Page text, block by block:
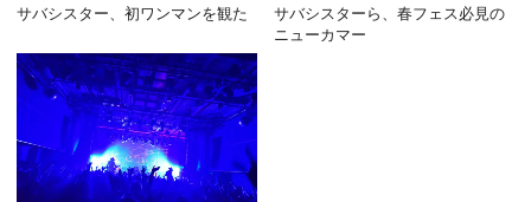
サバシスター、初ワンマンを観た
サバシスターら、春フェス必見の
ニューカマー